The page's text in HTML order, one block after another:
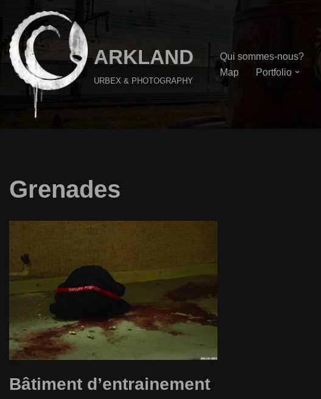
Aller
au
contenu
ARKLAND
URBEX & PHOTOGRAPHY
Qui sommes-nous?
Map
Portfolio
Grenades
Bâtiment d’entrainement